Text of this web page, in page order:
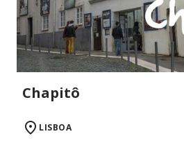
Chapitô
LISBOA